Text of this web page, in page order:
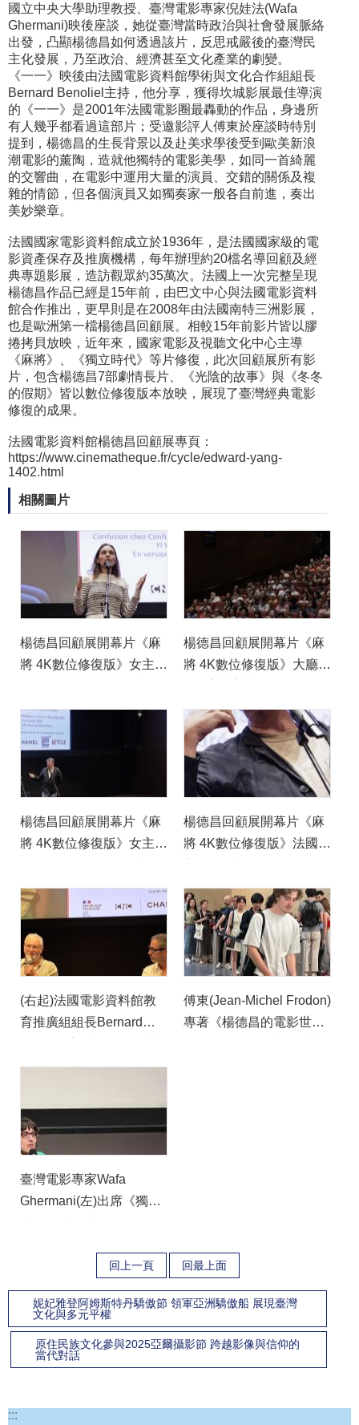
國立中央大學助理教授、臺灣電影專家倪娃法(Wafa
Ghermani)映後座談，她從臺灣當時政治與社會發展脈絡
出發，凸顯楊德昌如何透過該片，反思戒嚴後的臺灣民
主化發展，乃至政治、經濟甚至文化產業的劇變。
《一一》映後由法國電影資料館學術與文化合作組組長
Bernard Benoliel主持，他分享，獲得坎城影展最佳導演
的《一一》是2001年法國電影圈最轟動的作品，身邊所
有人幾乎都看過這部片；受邀影評人傅東於座談時特別
提到，楊德昌的生長背景以及赴美求學後受到歐美新浪
潮電影的薰陶，造就他獨特的電影美學，如同一首綺麗
的交響曲，在電影中運用大量的演員、交錯的關係及複
雜的情節，但各個演員又如獨奏家一般各自前進，奏出
美妙樂章。
法國國家電影資料館成立於1936年，是法國國家級的電
影資產保存及推廣機構，每年辦理約20檔名導回顧及經
典專題影展，造訪觀眾約35萬次。法國上一次完整呈現
楊德昌作品已經是15年前，由巴文中心與法國電影資料
館合作推出，更早則是在2008年由法國南特三洲影展，
也是歐洲第一檔楊德昌回顧展。相較15年前影片皆以膠
捲拷貝放映，近年來，國家電影及視聽文化中心主導
《麻將》、《獨立時代》等片修復，此次回顧展所有影
片，包含楊德昌7部劇情長片、《光陰的故事》與《冬冬
的假期》皆以數位修復版本放映，展現了臺灣經典電影
修復的成果。
法國電影資料館楊德昌回顧展專頁：
https://www.cinematheque.fr/cycle/edward-yang-
1402.html
相關圖片
楊德昌回顧展開幕片《麻
將 4K數位修復版》女主角
國家電影資料館館長
Frédéric Bonnaud映前簡
介1 ©cinemathequefr ;
©Thierry Stefanopoulos
(1)
楊德昌回顧展開幕片《麻
將 4K數位修復版》大廳
©cinemathequefr ;
©Thierry Stefanopoulos
(1)
楊德昌回顧展開幕片《麻
將 4K數位修復版》女主角
國家電影資料館館長
Frédéric Bonnaud映前簡
介2 ©cinemathequefr ;
©Thierry Stefanopoulos
(1)
楊德昌回顧展開幕片《麻
將 4K數位修復版》法國國
Frédéric Bonnaud開場致
詞 ©cinemathequefr ;
©Thierry Stefanopoulos
(1)
(右起)法國電影資料館教
育推廣組組長Bernard
後座談，邀請影評傅東
(巴文中心提供) (1)
傅東(Jean-Michel Frodon)
專著《楊德昌的電影世
臺灣電影專家Wafa
Ghermani(左)出席《獨立
回上一頁 回最上面
妮妃雅登阿姆斯特丹驕傲節 領軍亞洲驕傲船 展現臺灣
文化與多元平權
原住民族文化參與2025亞爾攝影節 跨越影像與信仰的
當代對話
:::